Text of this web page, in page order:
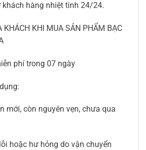
hàng nhiệt tình 24/24.
KHÁCH KHI MUA SẢN PHẨM BẠC
phí trong 07 ngày
mới, còn nguyên vẹn, chưa qua
hoặc hư hỏng do vận chuyển